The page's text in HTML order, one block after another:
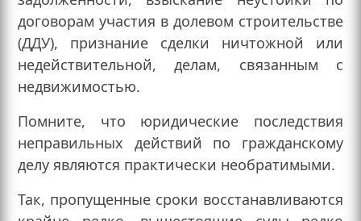
договорам участия в долевом строительстве
(ДДУ), признание сделки ничтожной или
недействительной, делам, связанным с
недвижимостью.
Помните, что юридические последствия
неправильных действий по гражданскому
делу являются практически необратимыми.
Так, пропущенные сроки восстанавливаются